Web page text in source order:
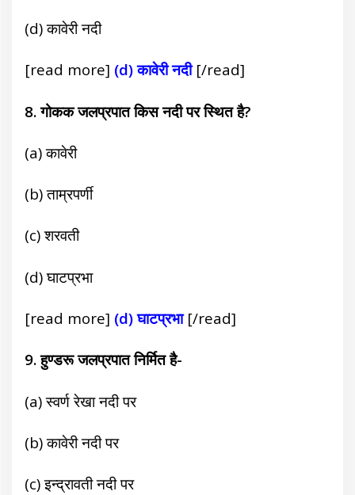
(d) कावेरी नदी
[read more] (d) कावेरी नदी[/read]
8. गोकक जलप्रपात किस नदी पर स्थित है?
(a) कावेरी
(b) ताम्रपर्णी
(c) शरवती
(d) घाटप्रभा
[read more] (d) घाटप्रभा [/read]
9. हुण्डरू जलप्रपात निर्मित है-
(a) स्वर्ण रेखा नदी पर
(b) कावेरी नदी पर
(c) इन्द्रावती नदी पर